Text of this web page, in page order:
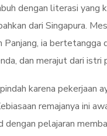
dengan literasi yang
dari Singapura.
Panjang, ia
dan merajut dari
karena
remajanya ini
dengan pelajaran